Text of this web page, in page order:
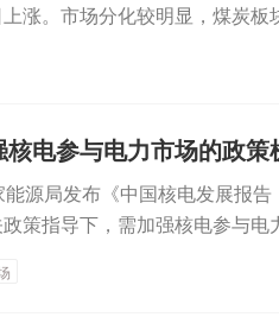
涨。市场分化较明显，煤炭板
不足5%到冲上涨停。上证指数
跌0.24%，创业板指跌0.55%
方面，沪深北三市合计成交
成交额超过100亿元，其中中
超过200亿元。煤炭、石油石
的煤炭、石油石化板块午后
电参与电力市场的政
源局发布《中国核电发展报
策指导下，需加强核电参与